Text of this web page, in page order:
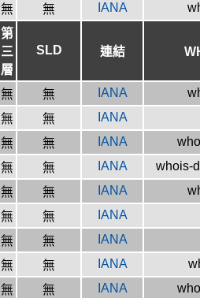
無 無 IANA
第
三
層
SLD 連結
無 無 IANA
無 無
IANA
無 無 IANA
無 無 IANA
whois-
無 無 IANA
無 無
IANA
無 無
IANA
無 無 IANA
無 無 IANA